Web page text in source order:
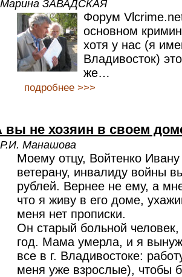
Марина ЗАВАДСКАЯ
Форум
основном
хотя у нас (я
Владивосток)
же…
подробнее >>>
вы не хозяин в своем
Р.И. Манашова
Моему отцу, Войтенко Ивану
ветерану, инвалиду войны
рублей. Вернее не ему, а
что я живу в его доме,
меня нет прописки.
Он старый больной
год. Мама умерла, и я
все в г. Владивостоке:
меня уже взрослые), чтобы